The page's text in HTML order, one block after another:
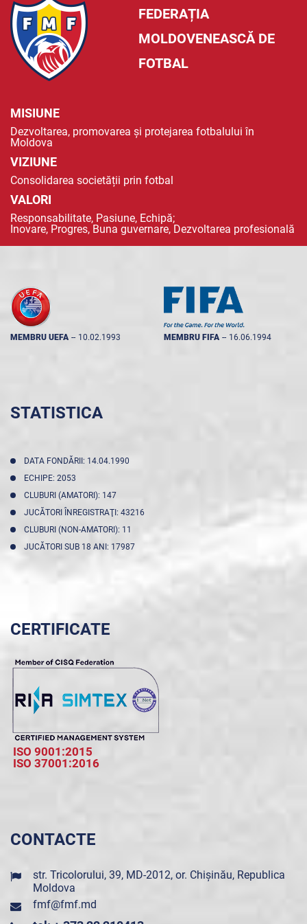
FEDERAȚIA
MOLDOVENEASCĂ DE
FOTBAL
MISIUNE
Dezvoltarea, promovarea și protejarea fotbalului în
Moldova
VIZIUNE
Consolidarea societății prin fotbal
VALORI
Responsabilitate, Pasiune, Echipă;
Inovare, Progres, Buna guvernare, Dezvoltarea profesională
MEMBRU UEFA -- 10.02.1993 MEMBRU FIFA -- 16.06.1994
STATISTICA
DATA FONDĂRII: 14.04.1990
ECHIPE: 2053
CLUBURI (AMATORI): 147
JUCĂTORI ÎNREGISTRAŢI: 43216
CLUBURI (NON-AMATORI): 11
JUCĂTORI SUB 18 ANI: 17987
CERTIFICATE
ISO 9001:2015
ISO 37001:2016
CONTACTE
str. Tricolorului, 39, MD-2012, or. Chișinău, Republica
Moldova
fmf@fmf.md